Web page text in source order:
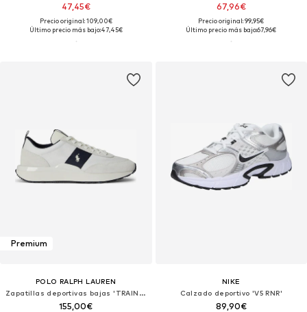
47,45€
Precio original: 109,00€
Último precio más bajo:47,45€
67,96€
Precio original: 99,95€
Último precio más bajo:67,96€
Premium
POLO RALPH LAUREN
Zapatillas deportivas bajas 'TRAIN 89'
155,00€
NIKE
Calzado deportivo 'V5 RNR'
89,90€